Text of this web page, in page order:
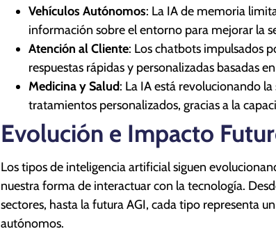
Vehículos Autónomos: La IA de memoria
información sobre el entorno para mejorar la
Atención al Cliente: Los chatbots impulsados
respuestas rápidas y personalizadas basadas
Medicina y Salud: La IA está revolucionando
tratamientos personalizados, gracias a la
Evolución e Impacto
Los tipos de inteligencia artificial siguen
nuestra forma de interactuar con la tecnología.
sectores, hasta la futura AGI, cada tipo representa
autónomos.